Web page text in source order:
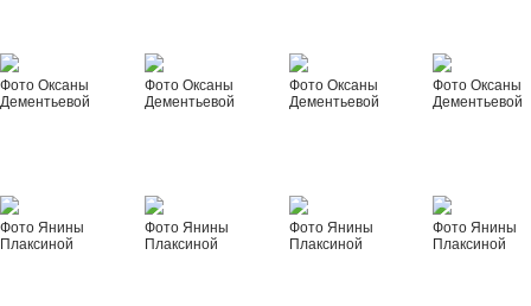
Фото Оксаны
Дементьевой
Фото Оксаны
Дементьевой
Фото Оксаны
Дементьевой
Фото Оксаны
Дементьевой
Фото Янины
Плаксиной
Фото Янины
Плаксиной
Фото Янины
Плаксиной
Фото Янины
Плаксиной